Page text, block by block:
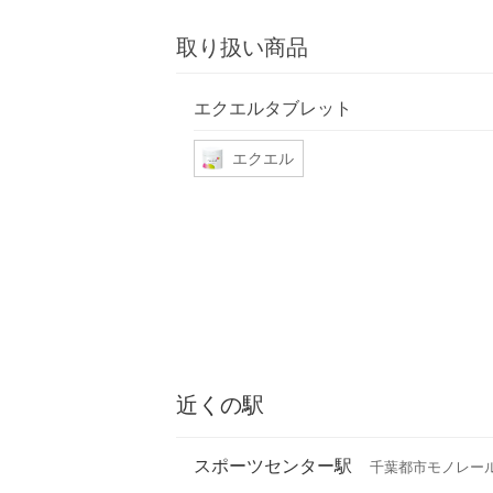
取り扱い商品
エクエルタブレット
エクエル
近くの駅
スポーツセンター駅 千葉都市モノレー